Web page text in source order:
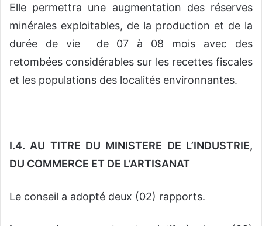
Elle permettra une augmentation des réserves
minérales exploitables, de la production et de la
durée de vie de 07 à 08 mois avec des
retombées considérables sur les recettes fiscales
et les populations des localités environnantes.
I.4. AU TITRE DU MINISTERE DE L’INDUSTRIE,
DU COMMERCE ET DE L’ARTISANAT
Le conseil a adopté deux (02) rapports.